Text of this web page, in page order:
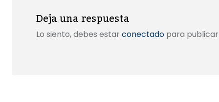
Deja una respuesta
Lo siento, debes estar conectado para